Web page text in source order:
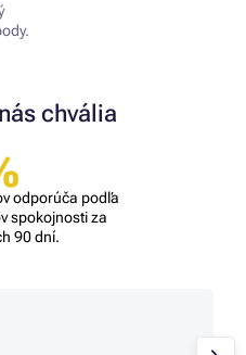
chvália
odporúča podľa
spokojnosti za
90 dní.